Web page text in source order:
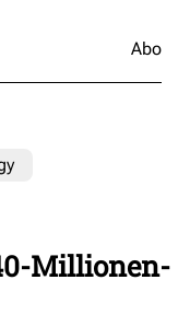
Abo
Millionen-